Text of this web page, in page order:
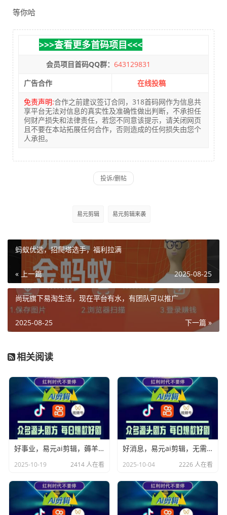
等你哈
>>>查看更多首码项目<<<
会员项目首码QQ群： 643129831
广告合作
在线投稿
免责声明:合作之前建议签订合同，318首码网作为信息共
享平台无法对信息的真实性及准确性做出判断，不承担任
何财产损失和法律责任，若您不同意该提示，请关闭网页
且不要在本站拓展任何合作，否则造成的任何损失由您个
人承担。
易元剪辑 易元剪辑来袭
蚂蚁优选，招爬塔选手，福利拉满
« 上一篇 2025-08-25
尚玩旗下易淘生活，现在平台有水，有团队可以推广
下一篇 »
2025-08-25
相关阅读
好事业，易元ai剪辑，薅羊毛过肥年
2025-10-19 2414 人在看
好消息，易元ai剪辑，无需手动剪辑，ai帮你轻松搞定，过肥年，既能涨粉又能赚米，人人可赚
2025-10-04 2226 人在看